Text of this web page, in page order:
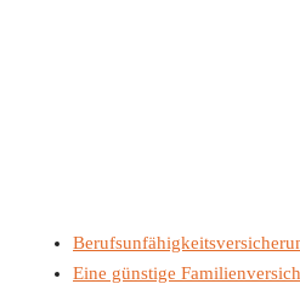
Eine günstige